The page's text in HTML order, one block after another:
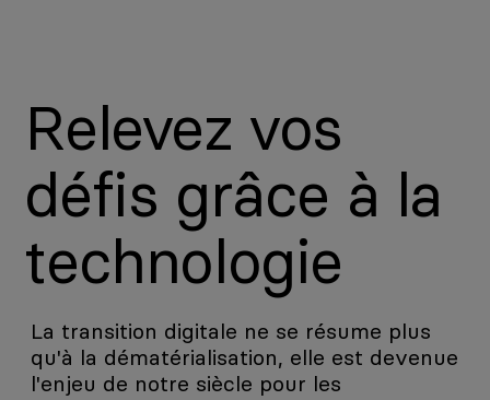
Relevez vos
défis grâce à la
technologie
La transition digitale ne se résume plus
qu'à la dématérialisation, elle est devenue
l'enjeu de notre siècle pour les